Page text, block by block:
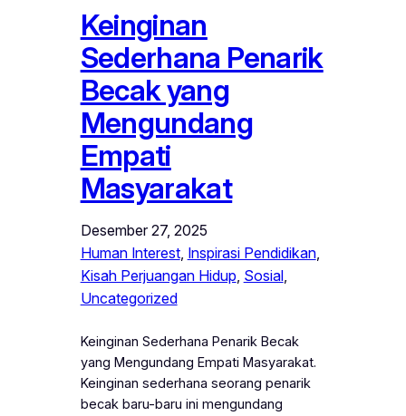
Keinginan
Sederhana Penarik
Becak yang
Mengundang
Empati
Masyarakat
Desember 27, 2025
Human Interest, Inspirasi Pendidikan
Kisah Perjuangan Hidup, Sosial
Uncategorized
Keinginan Sederhana Penarik Becak
yang Mengundang Empati Masyarakat.
Keinginan sederhana seorang penarik
becak baru-baru ini mengundang